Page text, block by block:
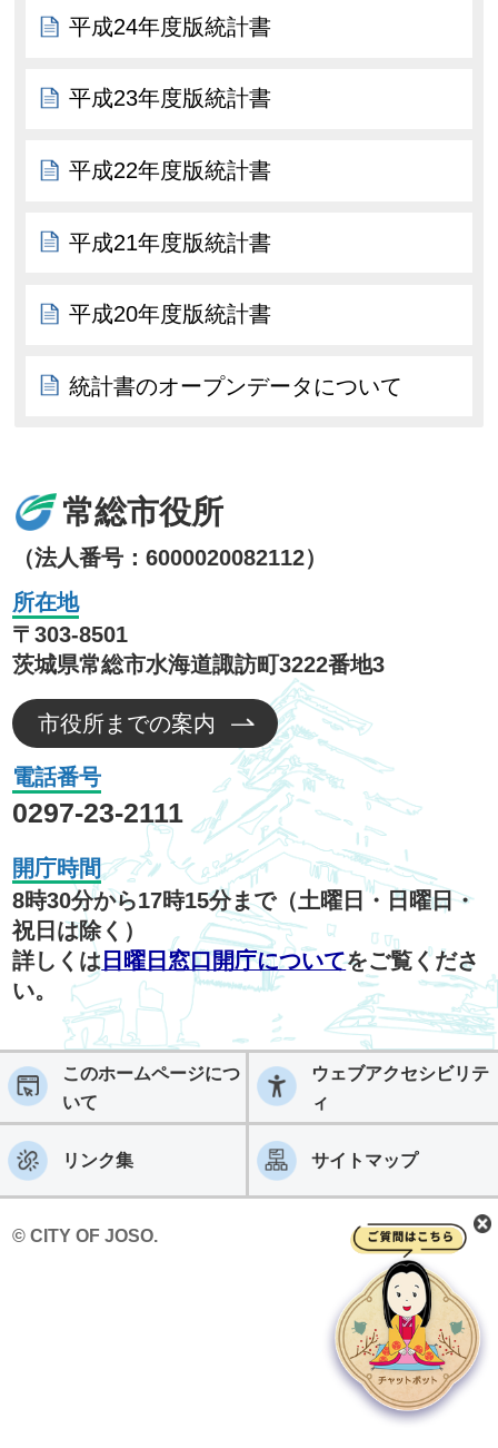
平成24年度版統計書
平成23年度版統計書
平成22年度版統計書
平成21年度版統計書
平成20年度版統計書
統計書のオープンデータについて
常総市役所
（法人番号：6000020082112）
所在地
〒303-8501
茨城県常総市水海道諏訪町3222番地3
市役所までの案内
電話番号
0297-23-2111
開庁時間
8時30分から17時15分まで（土曜日・日曜日・
祝日は除く）
詳しくは 日曜日窓口開庁についてをご覧くださ
い。
このホームページにつ
いて
ウェブアクセシビリテ
ィ
リンク集 サイトマップ
© CITY OF JOSO.